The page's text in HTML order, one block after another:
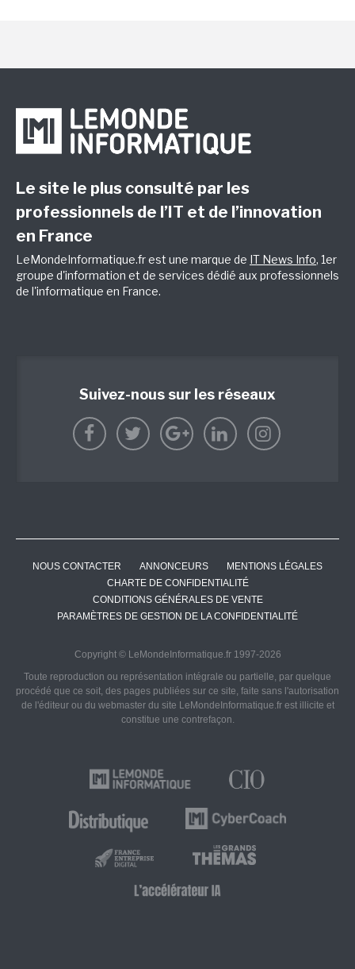
Le site le plus consulté par les
professionnels de l’IT et de l’innovation
en France
LeMondeInformatique.fr est une marque de IT News Info, 1er
groupe d'information et de services dédié aux professionnels
de l'informatique en France.
Suivez-nous sur les réseaux
NOUS CONTACTER ANNONCEURS
MENTIONS LÉGALES
CHARTE DE CONFIDENTIALITÉ
CONDITIONS GÉNÉRALES DE VENTE
PARAMÈTRES DE GESTION DE LA CONFIDENTIALITÉ
Copyright © LeMondeInformatique.fr 1997-2026
Toute reproduction ou représentation intégrale ou partielle, par quelque
procédé que ce soit, des pages publiées sur ce site, faite sans l'autorisation
de l'éditeur ou du webmaster du site LeMondeInformatique.fr est illicite et
constitue une contrefaçon.